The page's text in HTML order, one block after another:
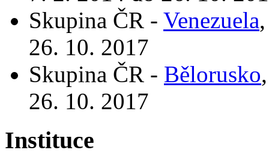
Skupina ČR - Venezuela
26. 10. 2017
Skupina ČR - Bělorusko
26. 10. 2017
Instituce